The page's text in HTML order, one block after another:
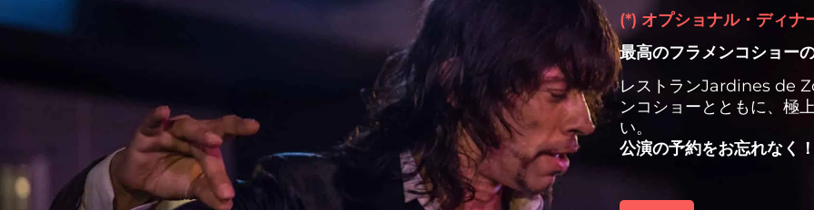
(*) オプショナル・ディナ
最高のフラメンコショー
レストランJardines de
ンコショーとともに、極
い。
公演の予約をお忘れなく